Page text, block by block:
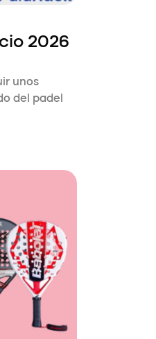
2026
unos
del padel